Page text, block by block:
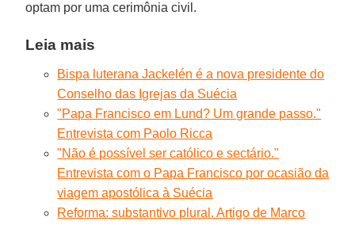
optam por uma cerimônia civil.
Leia mais
Bispa luterana Jackelén é a nova presidente do
Conselho das Igrejas da Suécia
"Papa Francisco em Lund? Um grande passo."
Entrevista com Paolo Ricca
"Não é possível ser católico e sectário."
Entrevista com o Papa Francisco por ocasião da
viagem apostólica à Suécia
Reforma: substantivo plural. Artigo de Marco